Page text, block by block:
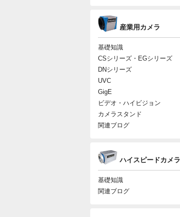
産業用カメラ
基礎知識
CSシリーズ・EGシリーズ
DNシリーズ
UVC
GigE
ビデオ・ハイビジョン
カメラスタンド
関連ブログ
ハイスピードカメラ
基礎知識
関連ブログ